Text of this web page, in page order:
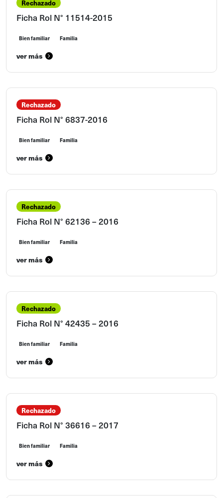
Rechazado
Ficha Rol N° 11514-2015
Bien familiar Familia
ver más
Rechazado
Ficha Rol N° 6837-2016
Bien familiar Familia
ver más
Rechazado
Ficha Rol N° 62136 – 2016
Bien familiar Familia
ver más
Rechazado
Ficha Rol N° 42435 – 2016
Bien familiar Familia
ver más
Rechazado
Ficha Rol N° 36616 – 2017
Bien familiar Familia
ver más